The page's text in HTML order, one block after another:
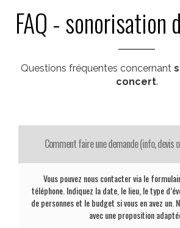
FAQ - sonorisation
Questions fréquentes concernant
concert.
Comment faire une demande (info, devis
Vous pouvez nous contacter via le
téléphone. Indiquez la date, le lieu, le type
de personnes et le budget si vous en avez un.
avec une proposition